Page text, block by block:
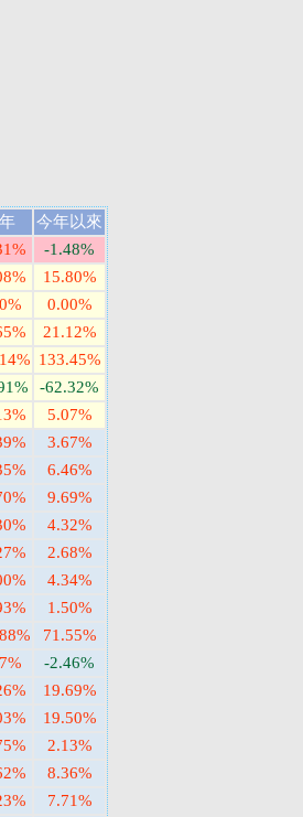
今年以來
-1.48%
15.80%
0.00%
21.12%
133.45%
-62.32%
5.07%
3.67%
6.46%
9.69%
4.32%
2.68%
4.34%
1.50%
71.55%
-2.46%
19.69%
19.50%
2.13%
8.36%
7.71%